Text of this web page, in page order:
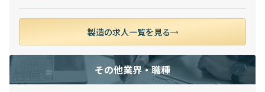
製造の求人一覧を見る
その他業界・職種